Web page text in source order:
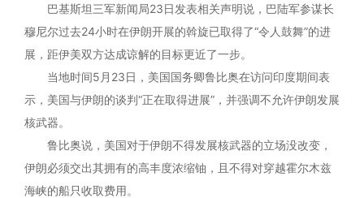
巴基斯坦三军新闻局23日发表相关声明说，巴陆军参谋长
穆尼尔过去24小时在伊朗开展的斡旋已取得了“令人鼓舞”的进
展，距伊美双方达成谅解的目标更近了一步。
当地时间5月23日，美国国务卿鲁比奥在访问印度期间表
示，美国与伊朗的谈判“正在取得进展”，并强调不允许伊朗发展
核武器。
鲁比奥说，美国对于伊朗不得发展核武器的立场没改变，
伊朗必须交出其拥有的高丰度浓缩铀，且不得对穿越霍尔木兹
海峡的船只收取费用。